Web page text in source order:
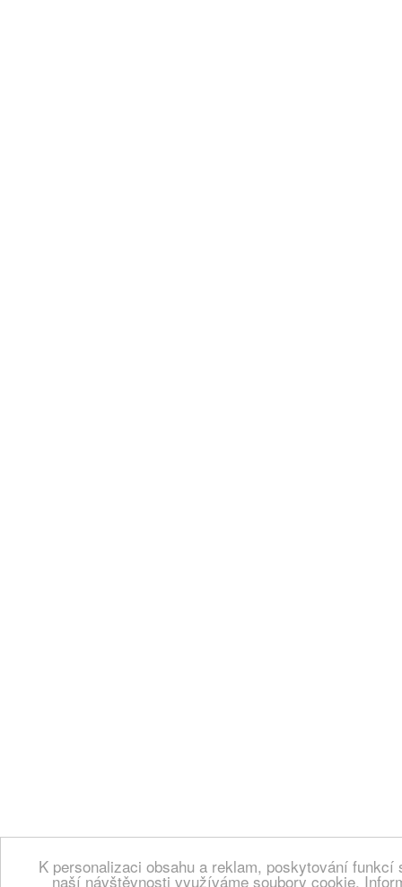
K personalizaci obsahu a reklam, poskytování
naší návštěvnosti využíváme soubory cookie.